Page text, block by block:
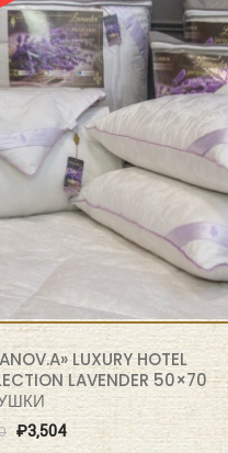
LUXURY HOTEL
LAVENDER 50×70
₽3,504